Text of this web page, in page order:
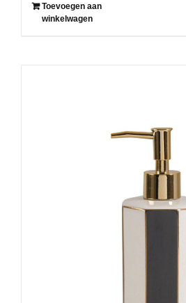
Toevoegen aan
winkelwagen